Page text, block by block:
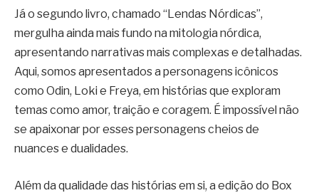
Já o segundo livro, chamado “Lendas Nórdicas”,
mergulha ainda mais fundo na mitologia nórdica,
apresentando narrativas mais complexas e detalhadas.
Aqui, somos apresentados a personagens icônicos
como Odin, Loki e Freya, em histórias que exploram
temas como amor, traição e coragem. É impossível não
se apaixonar por esses personagens cheios de
nuances e dualidades.
Além da qualidade das histórias em si, a edição do Box